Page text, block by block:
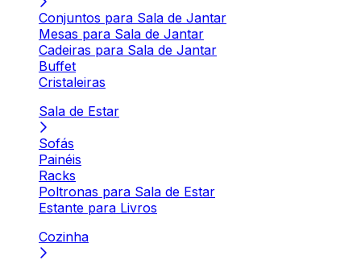
Conjuntos para Sala de Jantar
Mesas para Sala de Jantar
Cadeiras para Sala de Jantar
Buffet
Cristaleiras
Sala de Estar
Sofás
Painéis
Racks
Poltronas para Sala de Estar
Estante para Livros
Cozinha